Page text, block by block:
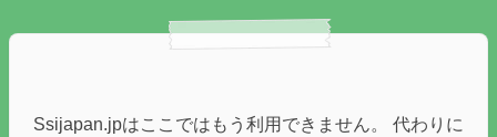
Ssijapan.jpはここではもう利用できません。 代わりに